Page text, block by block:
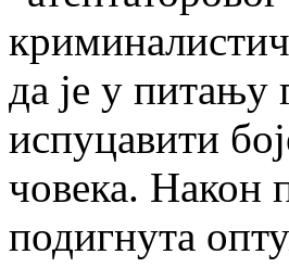
да је у питању
испуцавити
човека. Након
подигнута